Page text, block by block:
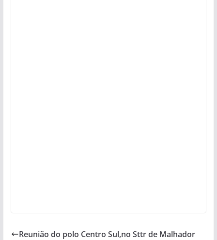
Reunião do polo Centro Sul,no Sttr de Malhador